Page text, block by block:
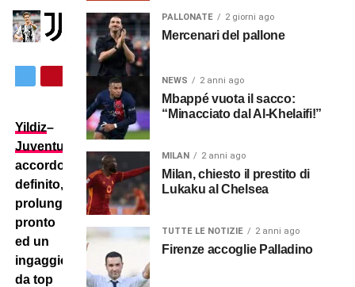
Yildiz–
Juventus
accordo
definito,
prolungamento
pronto
ed un
ingaggio
da top
PALLONATE 2 giorni ago
Mercenari del pallone
NEWS 2 anni ago
Mbappé vuota il sacco:
“Minacciato dal Al-Khelaifi!”
MILAN 2 anni ago
Milan, chiesto il prestito di
Lukaku al Chelsea
TUTTE LE NOTIZIE 2 anni ago
Firenze accoglie Palladino